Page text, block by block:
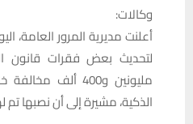
وكالات:
أعلنت مديرية المرور العامة،
لتحديث بعض فقرات قانون
مليونين و400 ألف
الذكية، مشيرة إلى أن نصبها تم